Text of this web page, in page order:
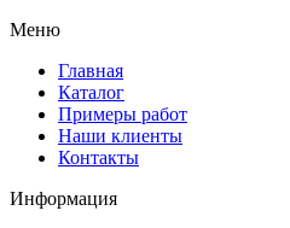
Меню
Главная
Каталог
Примеры работ
Наши клиенты
Контакты
Информация